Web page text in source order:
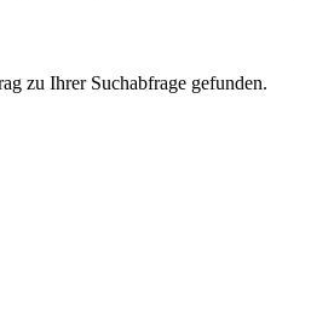
zu Ihrer Suchabfrage gefunden.